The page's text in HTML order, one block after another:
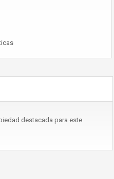
destacada para este